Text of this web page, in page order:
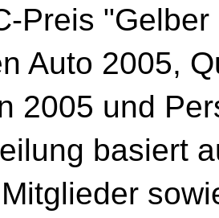
Preis
Auto 2005,
2005 und
basiert